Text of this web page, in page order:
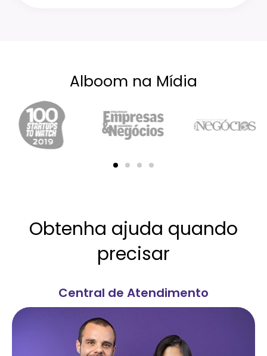
Alboom na Mídia
Obtenha ajuda quando
precisar
Central de Atendimento